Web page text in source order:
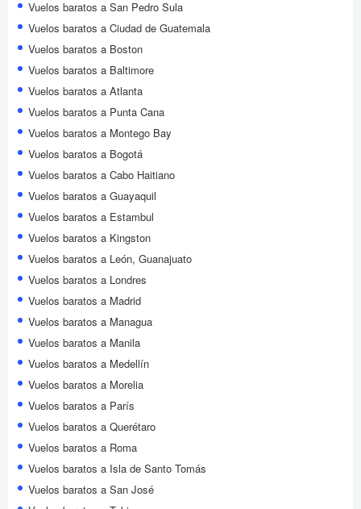
Vuelos baratos a San Pedro Sula
Vuelos baratos a Ciudad de Guatemala
Vuelos baratos a Boston
Vuelos baratos a Baltimore
Vuelos baratos a Atlanta
Vuelos baratos a Punta Cana
Vuelos baratos a Montego Bay
Vuelos baratos a Bogotá
Vuelos baratos a Cabo Haitiano
Vuelos baratos a Guayaquil
Vuelos baratos a Estambul
Vuelos baratos a Kingston
Vuelos baratos a León, Guanajuato
Vuelos baratos a Londres
Vuelos baratos a Madrid
Vuelos baratos a Managua
Vuelos baratos a Manila
Vuelos baratos a Medellín
Vuelos baratos a Morelia
Vuelos baratos a París
Vuelos baratos a Querétaro
Vuelos baratos a Roma
Vuelos baratos a Isla de Santo Tomás
Vuelos baratos a San José